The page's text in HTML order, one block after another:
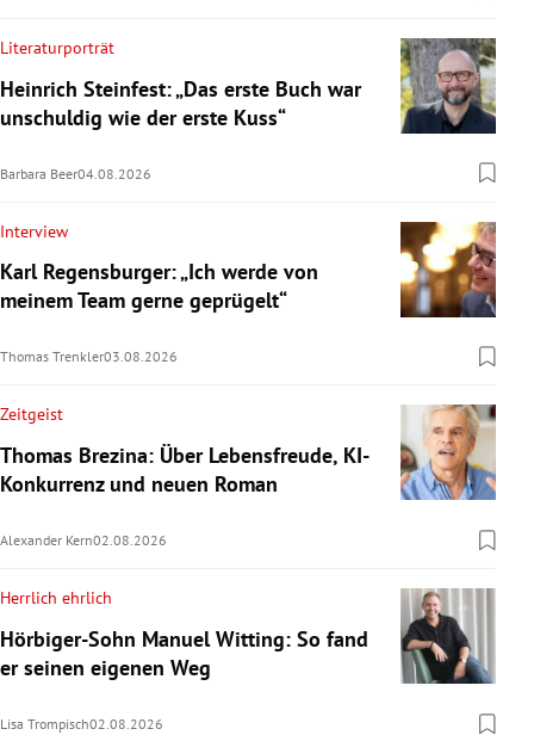
Literaturporträt
Heinrich Steinfest: „Das erste Buch war
unschuldig wie der erste Kuss“
Barbara Beer04.08.2026
Interview
Karl Regensburger: „Ich werde von
meinem Team gerne geprügelt“
Thomas Trenkler03.08.2026
Zeitgeist
Thomas Brezina: Über Lebensfreude, KI-
Konkurrenz und neuen Roman
Alexander Kern02.08.2026
Herrlich ehrlich
Hörbiger-Sohn Manuel Witting: So fand
er seinen eigenen Weg
Lisa Trompisch02.08.2026